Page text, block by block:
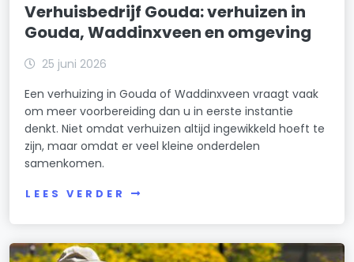
Verhuisbedrijf Gouda: verhuizen in
Gouda, Waddinxveen en omgeving
25 juni 2026
Een verhuizing in Gouda of Waddinxveen vraagt vaak
om meer voorbereiding dan u in eerste instantie
denkt. Niet omdat verhuizen altijd ingewikkeld hoeft te
zijn, maar omdat er veel kleine onderdelen
samenkomen.
LEES VERDER